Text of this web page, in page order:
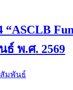
พ.ศ. 2569
มพันธ์